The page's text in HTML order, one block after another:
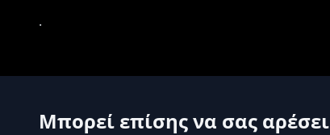
.
Μπορεί επίσης να σας αρέσει